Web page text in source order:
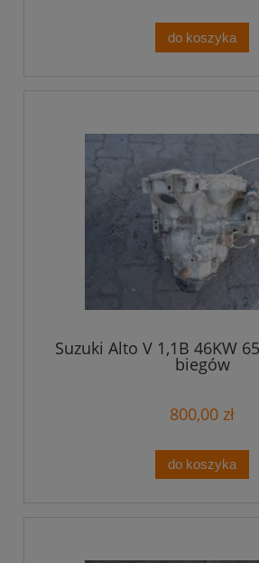
do koszyka
Suzuki Alto V 1,1B 46KW
biegów
800,00 zł
do koszyka